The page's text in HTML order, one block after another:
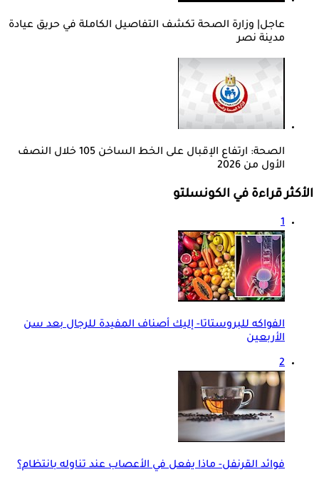
عاجل| وزارة الصحة تكشف التفاصيل الكاملة في حريق عيادة
مدينة نصر
الصحة: ارتفاع الإقبال على الخط الساخن 105 خلال النصف
الأول من 2026
الأكثر قراءة في الكونسلتو
1
الفواكه للبروستاتا- إليك أصناف المفيدة للرجال بعد سن
الأربعين
2
فوائد القرنفل- ماذا يفعل في الأعصاب عند تناوله بانتظام؟